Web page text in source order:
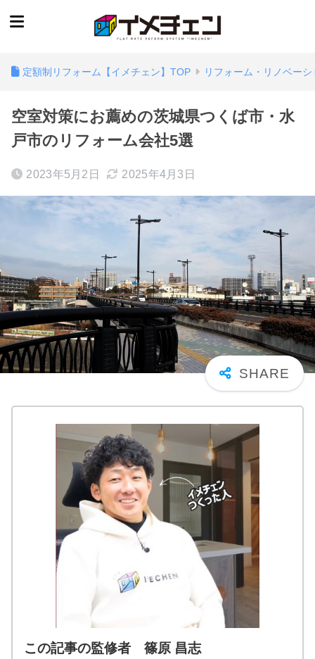
定額制リフォーム【イメチェン】TOP リフォーム・リノベー
空室対策にお薦めの茨城県つくば市・水
戸市のリフォーム会社5選
2023年5月2日 2025年4月3日
この記事の監修者 篠原 昌志